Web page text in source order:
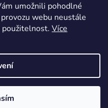
umožnili pohodlné
webu neustále
použitelnost. Více
Cyklo Rajhrad